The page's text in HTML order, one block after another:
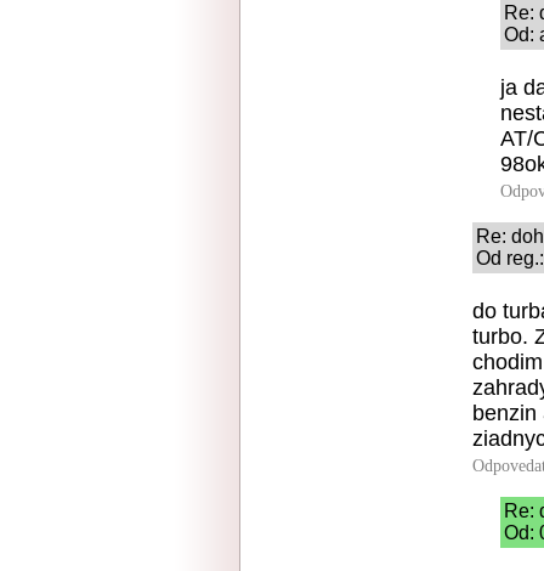
Re:
Od:
ja
AT/
Re:
Od
do
turbo.
benzin
Re:
Od: